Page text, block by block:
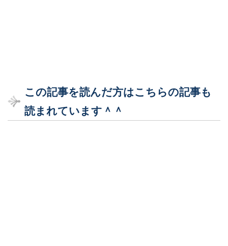
この記事を読んだ方はこちらの記事も
読まれています＾＾